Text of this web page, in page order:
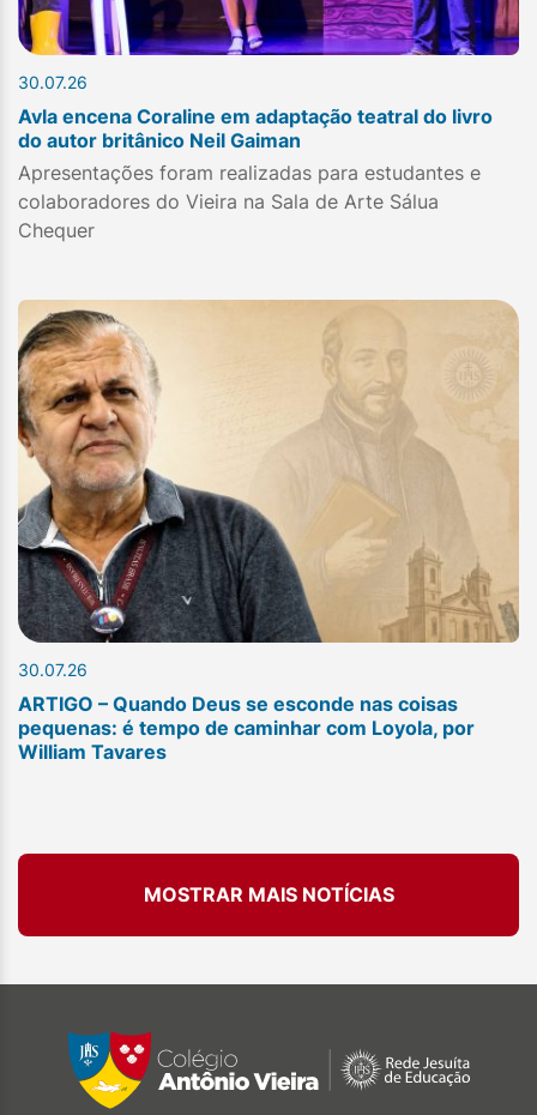
30.07.26
Avla encena Coraline em adaptação teatral do livro
do autor britânico Neil Gaiman
Apresentações foram realizadas para estudantes e
colaboradores do Vieira na Sala de Arte Sálua
Chequer
30.07.26
ARTIGO – Quando Deus se esconde nas coisas
pequenas: é tempo de caminhar com Loyola, por
William Tavares
MOSTRAR MAIS NOTÍCIAS